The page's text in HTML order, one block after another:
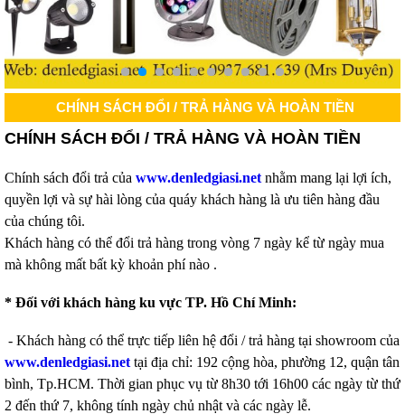
CHÍNH SÁCH ĐỔI / TRẢ HÀNG VÀ HOÀN TIỀN
CHÍNH SÁCH ĐỔI / TRẢ HÀNG VÀ HOÀN TIỀN
Chính sách đổi trả của www.denledgiasi.net nhằm mang lại lợi ích,
quyền lợi và sự hài lòng của quáy khách hàng là ưu tiên hàng đầu
của chúng tôi.
Khách hàng có thể đổi trả hàng trong vòng 7 ngày kể từ ngày mua
mà không mất bất kỳ khoản phí nào .
* Đối với khách hàng ku vực TP. Hồ Chí Minh:
- Khách hàng có thể trực tiếp liên hệ đổi / trả hàng tại showroom của
www.denledgiasi.net tại địa chỉ: 192 cộng hòa, phường 12, quận tân
bình, Tp.HCM. Thời gian phục vụ từ 8h30 tới 16h00 các ngày từ thứ
2 đến thứ 7, không tính ngày chủ nhật và các ngày lễ.